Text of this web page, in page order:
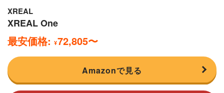
XREAL
XREAL One
最安価格: ¥72,805〜
Amazonで見る